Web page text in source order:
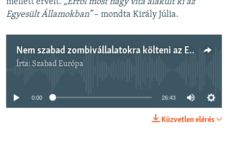
Egyesült Államokban”– mondta Király Júlia.
Nem szabad zombivállalatokra költeni az Európai Uniótól kapott támogatásokat
Írta: Szabad Európa
Jelenleg nincs elérhető tartalom
0:00 26:43
Közvetlen elérés